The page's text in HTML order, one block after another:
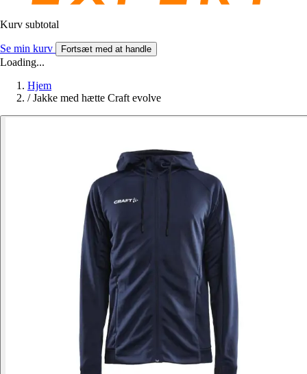
Kurv subtotal
Se min kurv Fortsæt med at handle
Loading...
Hjem
/ Jakke med hætte Craft evolve